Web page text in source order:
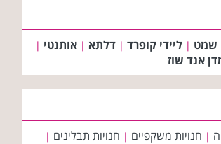
שמט | ליידי קופרד | דלתא | אותנטי |
אנד שוז
| חנויות משקפיים | חנויות תבלינים |